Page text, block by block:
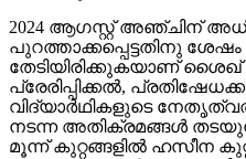
2024 ആഗസ്റ്റ് അഞ്ചിന്
പുറത്താക്കപ്പെട്ടതിനു
തേടിയിരിക്കുകയാണ്
പ്രേരിപ്പിക്കല്‍,
വിദ്യാര്‍ഥികളുടെ
നടന്ന അതിക്രമങ്ങള്‍
മൂന്ന് കുറ്റങ്ങളില്‍ ഹസീന